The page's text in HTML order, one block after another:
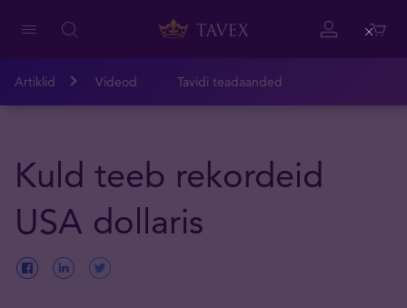
Artiklid Videod Tavidi teadaanded
Kuld teeb rekordeid
USA dollaris
Close